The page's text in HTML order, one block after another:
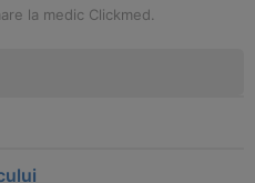
la medic Clickmed.